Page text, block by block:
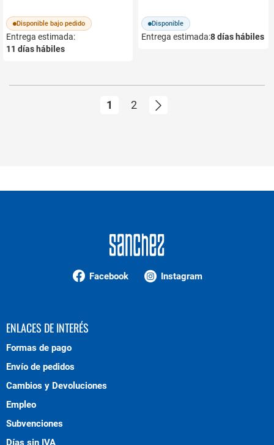
Disponible bajo pedido
Entrega estimada:
11 días hábiles
Disponible
Entrega estimada:8días hábiles
Actualmente estás leyendo
1 Página
2
Facebook Instagram
ENLACES DE INTERÉS
Formas de pago
Envío de pedidos
Cambios y Devoluciones
Empleo
Subvenciones
Días sin IVA